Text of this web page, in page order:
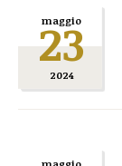
maggio
23
2024